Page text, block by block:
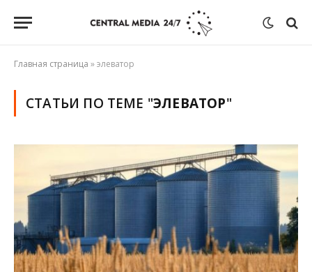
Главная страница »элеватор
СТАТЬИ ПО ТЕМЕ "ЭЛЕВАТОР"